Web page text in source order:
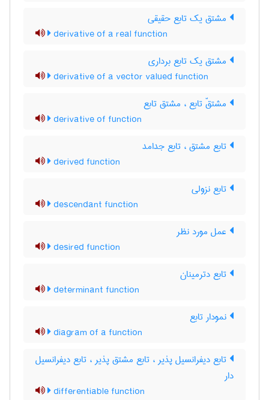
مشتق یک تابع حقیقی
derivative of a real function
مشتق یک تابع برداری
derivative of a vector valued function
مشتقّ تابع ، مشتق تابع
derivative of function
تابع مشتق ، تابع جدامد
derived function
تابع نزولی
descendant function
عمل مورد نظر
desired function
تابع دترمینان
determinant function
نمودار تابع
diagram of a function
تابع دیفرانسیل پذیر ، تابع مشتق پذیر ، تابع دیفرانسیل
دار
differentiable function